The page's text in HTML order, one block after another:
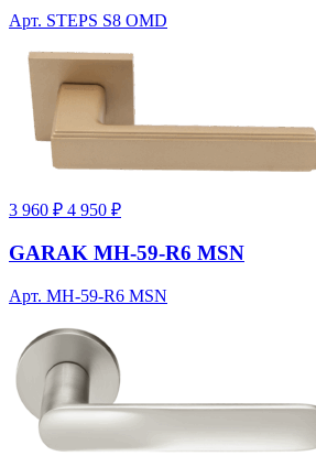
Арт. STEPS S8 OMD
3 960 ₽ 4 950 ₽
GARAK MH-59-R6 MSN
Арт. MH-59-R6 MSN